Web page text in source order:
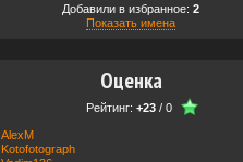
Добавили в избранное: 2
Показать имена
Оценка
Рейтинг: +23 / 0
AlexM
Kotofotograph